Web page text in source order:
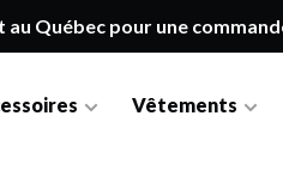
Québec pour une
Vêtements